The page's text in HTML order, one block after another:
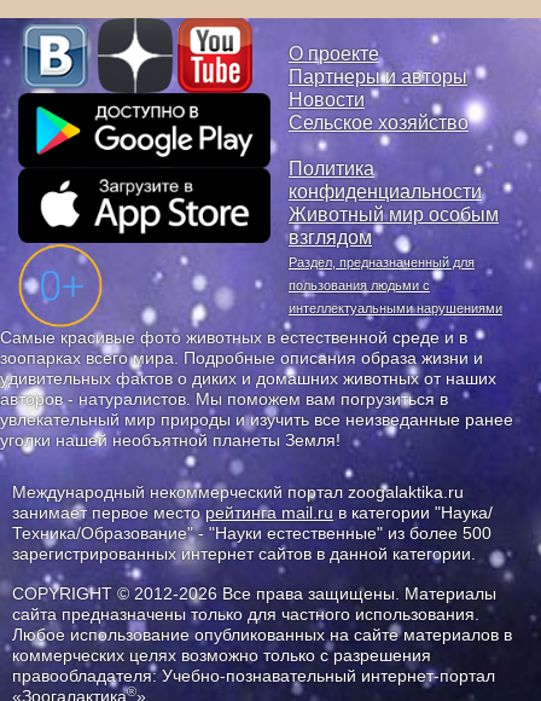
О проекте
Партнеры и авторы
Новости
Сельское хозяйство
Политика
конфиденциальности
Животный мир особым
взглядом
Раздел, предназначенный для
пользования людьми с
интеллектуальными нарушениями
Самые красивые фото животных в естественной среде и в
зоопарках всего мира. Подробные описания образа жизни и
удивительных фактов о диких и домашних животных от наших
авторов - натуралистов. Мы поможем вам погрузиться в
увлекательный мир природы и изучить все неизведанные ранее
уголки нашей необъятной планеты Земля!
Международный некоммерческий портал zoogalaktika.ru
занимает первое месторейтинга mail.ru в категории "Наука/
Техника/Образование" - "Науки естественные" из более 500
зарегистрированных интернет сайтов в данной категории.
COPYRIGHT © 2012-2026 Все права защищены. Материалы
сайта предназначены только для частного использования.
Любое использование опубликованных на сайте материалов в
коммерческих целях возможно только с разрешения
правообладателя: Учебно-познавательный интернет-портал
«Зоогалактика®».